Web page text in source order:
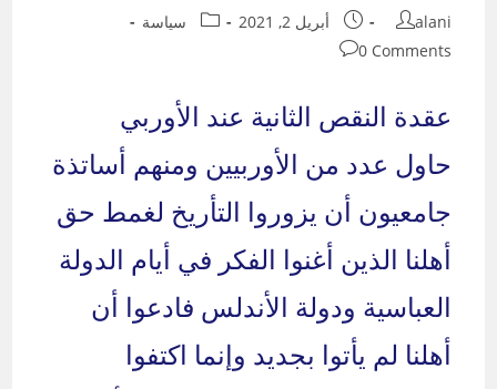
Post
author:
alani
Post
published:
أبريل 2, 2021
Post
سياسة
Post
0 Comments
عقدة النقص الثانية عند الأوربي
حاول عدد من الأوربيين ومنهم أساتذة
جامعيون أن يزوروا التأريخ لغمط حق
أهلنا الذين أغنوا الفكر في أيام الدولة
العباسية ودولة الأندلس فادعوا أن
أهلنا لم يأتوا بجديد وإنما اكتفوا